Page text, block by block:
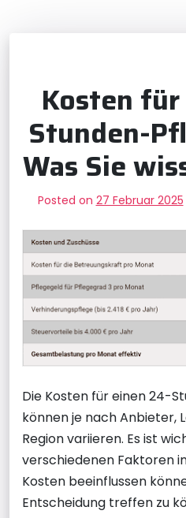
Kosten
Stunden-
Was Sie
Posted on 27 Februar 2025
Die Kosten für einen 24-
können je nach Anbieter,
Region variieren. Es ist
verschiedenen Faktoren
Kosten beeinflussen
Entscheidung treffen zu